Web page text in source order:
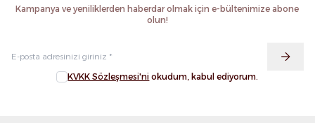
Kampanya ve yeniliklerden haberdar olmak için e-bültenimize abone
olun!
KVKK Sözleşmesi'ni okudum, kabul ediyorum.